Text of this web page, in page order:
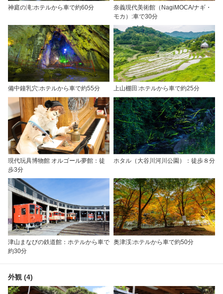
神庭の滝:ホテルから車で約60分
奈義現代美術館（NagiMOCA/ナギ・
モカ）:車で30分
備中鐘乳穴:ホテルから車で約55分 上山棚田:ホテルから車で約25分
現代玩具博物館 オルゴール夢館：徒
歩3分
ホタル（大谷川河川公園）：徒歩８分
津山まなびの鉄道館：ホテルから車で
約30分
奥津渓:ホテルから車で約50分
外観 (4)